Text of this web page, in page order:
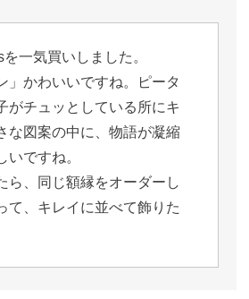
一気買いしました。
」かわいいですね。ピータ
がチュッとしている所にキ
な図案の中に、物語が凝縮
いですね。
ら、同じ額縁をオーダーし
て、キレイに並べて飾りた